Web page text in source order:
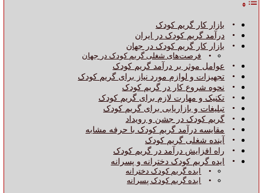
بازار کار گریم کودک
درآمد گریم کودک در ایران
بازار کار گریم کودک در جهان
فرصت‌های شغلی گریم کودک در جهان
عوامل موثر بر درآمد گریم کودک
تجهیزات و لوازم مورد نیاز برای گریم کودک
نحوه شروع کار در گریم کودک
تکنیک و مهارت لازم برای گریم کودک
تبلیغات و بازاریابی برای گریم کودک
گریم کودک در جشن‌ و رویداد
مقایسه درآمد گریم کودک با حرفه مشابه
آینده شغلی گریم کودک
راه‌ افزایش درآمد در گریم کودک
ایده گریم کودک دخترانه و پسرانه
ایده گریم کودک ‌دخترانه
ایده گریم‌ کودک پسرانه